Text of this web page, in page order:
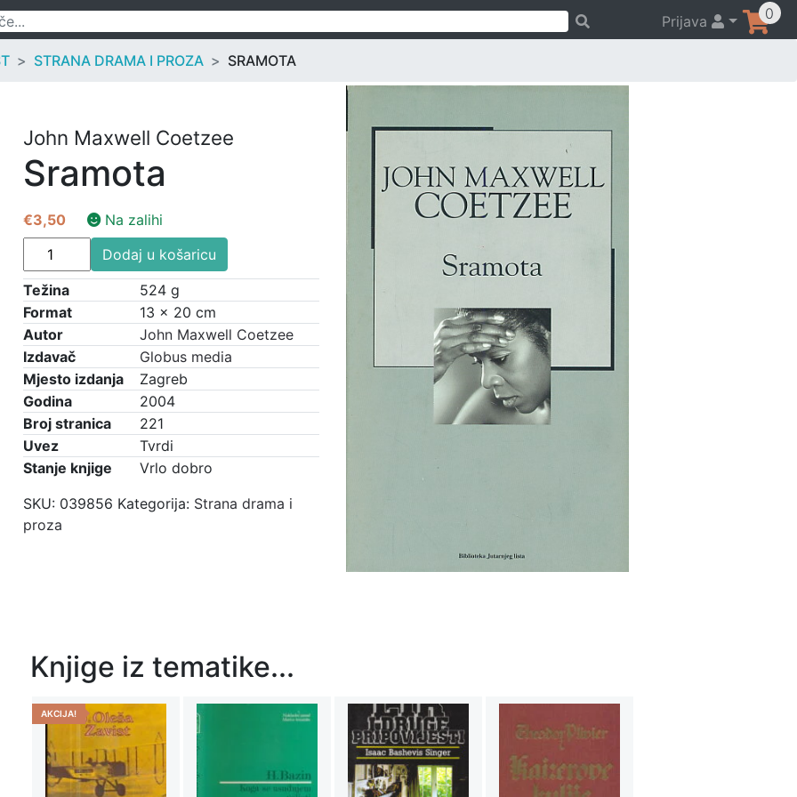
Prijava 0
STRANA DRAMA I PROZA SRAMOTA
John Maxwell Coetzee
Sramota
€3,50
Na zalihi
Sramota
količina
Dodaj u košaricu
Težina
524 g
Format
13 × 20 cm
Autor
John Maxwell Coetzee
Izdavač
Globus media
Mjesto izdanja
Zagreb
Godina
2004
Broj stranica
221
Uvez
Tvrdi
Stanje knjige
Vrlo dobro
SKU: 039856 Kategorija: Strana drama i
proza
Knjige iz tematike...
AKCIJA!